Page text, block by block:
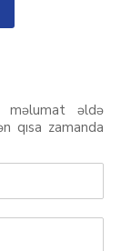
məlumat əldə
qısa zamanda